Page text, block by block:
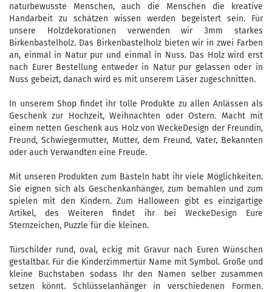
naturbewusste Menschen, auch die Menschen die kreative
Handarbeit zu schätzen wissen werden begeistert sein. Für
unsere Holzdekorationen verwenden wir 3mm starkes
Birkenbastelholz. Das Birkenbastelholz bieten wir in zwei Farben
an, einmal in Natur pur und einmal in Nuss. Das Holz wird erst
nach Eurer Bestellung entweder in Natur pur gelassen oder in
Nuss gebeizt, danach wird es mit unserem Läser zugeschnitten.
In unserem Shop findet ihr tolle Produkte zu allen Anlässen als
Geschenk zur Hochzeit, Weihnachten oder Ostern. Macht mit
einem netten Geschenk aus Holz von WeckeDesign der Freundin,
Freund, Schwiegermutter, Mutter, dem Freund, Vater, Bekannten
oder auch Verwandten eine Freude.
Mit unseren Produkten zum Basteln habt ihr viele Möglichkeiten.
Sie eignen sich als Geschenkanhänger, zum bemahlen und zum
spielen mit den Kindern. Zum Halloween gibt es einzigartige
Artikel, des Weiteren findet ihr bei WeckeDesign Eure
Sternzeichen, Puzzle für die kleinen.
Türschilder rund, oval, eckig mit Gravur nach Euren Wünschen
gestaltbar. Für die Kinderzimmertür Name mit Symbol. Große und
kleine Buchstaben sodass Ihr den Namen selber zusammen
setzen könnt. Schlüsselanhänger in verschiedenen Formen.